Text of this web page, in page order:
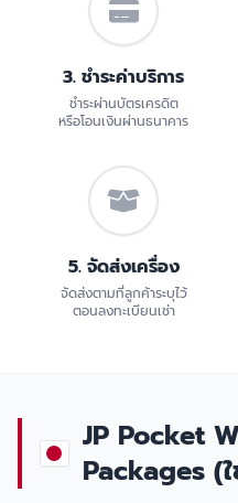
3. ชำระค่าบริการ
ชำระผ่านบัตรเครดิต
หรือโอนเงินผ่านธนาคาร
5. จัดส่งเครื่อง
จัดส่งตามที่ลูกค้าระบุไว้
ตอนลงทะเบียนเช่า
JP Pocket
Packages